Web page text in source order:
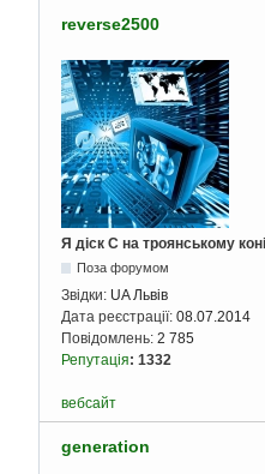
reverse2500
Я діск С на троянському коні
Поза форумом
Звідки: UA Львів
Дата реєстрації: 08.07.2014
Повідомлень: 2 785
Репутація: 1332
вебсайт
generation